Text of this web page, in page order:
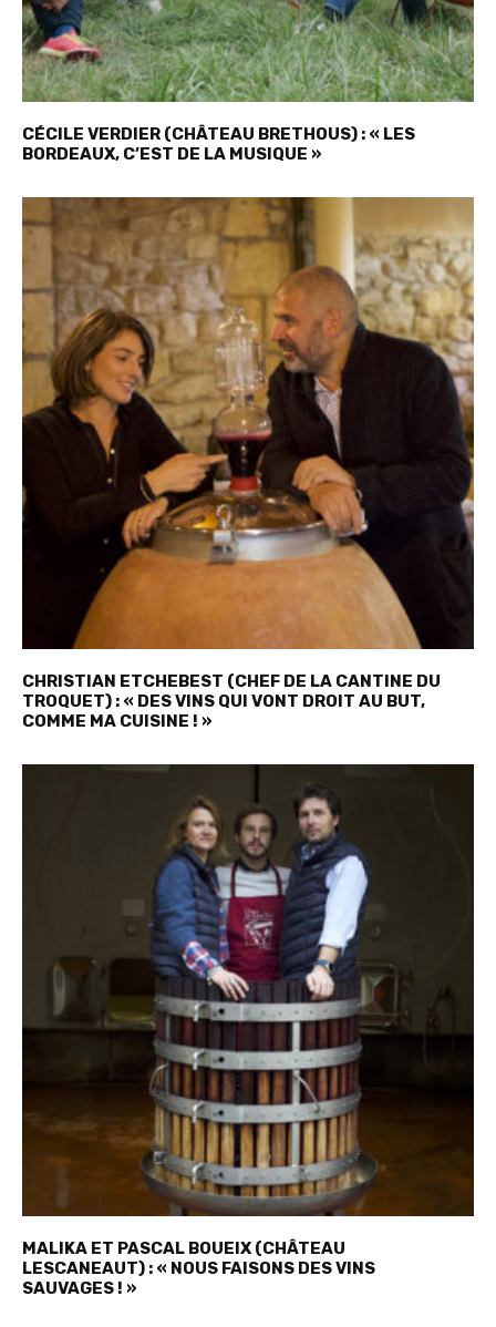
CÉCILE VERDIER (CHÂTEAU BRETHOUS) : « LES
BORDEAUX, C’EST DE LA MUSIQUE »
CHRISTIAN ETCHEBEST (CHEF DE LA CANTINE DU
TROQUET) : « DES VINS QUI VONT DROIT AU BUT,
COMME MA CUISINE ! »
MALIKA ET PASCAL BOUEIX (CHÂTEAU
LESCANEAUT) : « NOUS FAISONS DES VINS
SAUVAGES ! »